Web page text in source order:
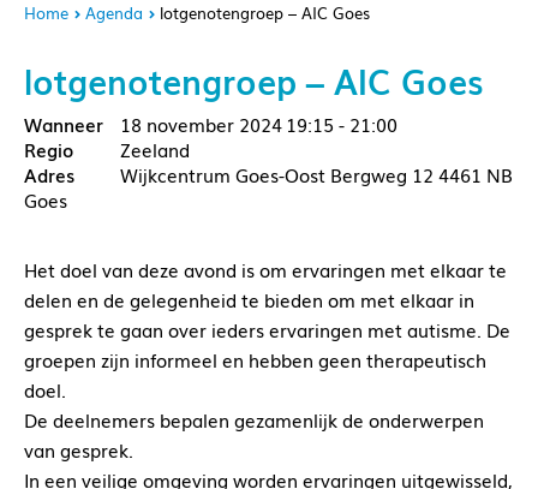
Home Agenda lotgenotengroep – AIC Goes
lotgenotengroep – AIC Goes
18 november 2024 19:15 - 21:00
Zeeland
Wijkcentrum Goes-Oost Bergweg 12 4461 NB
Goes
Het doel van deze avond is om ervaringen met elkaar te
delen en de gelegenheid te bieden om met elkaar in
gesprek te gaan over ieders ervaringen met autisme. De
groepen zijn informeel en hebben geen therapeutisch
doel.
De deelnemers bepalen gezamenlijk de onderwerpen
van gesprek.
In een veilige omgeving worden ervaringen uitgewisseld,